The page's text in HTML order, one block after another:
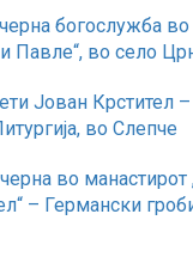
богослужба
Павле“, во село
Јован Крстител
во Слепче
во манастирот
– Германски